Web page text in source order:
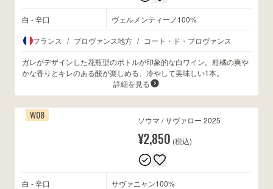
白 - 辛口 ヴェルメンティーノ100%
フランス / プロヴァンス地方 / コート・ド・プロヴァンス
ガレがデザインした花瓶型のボトルが印象的な白ワイン。柑橘の爽や
かな香りとキレのある酸が楽しめる、冷やして美味しい1本。
詳細を見る
W08 ソウマ / サヴァロー 2025
¥2,850 (税込)
白 - 辛口 サヴァニャン100%